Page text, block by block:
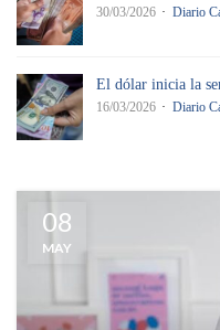
30/03/2026 Diario
El dólar inicia la
16/03/2026 Diario
08
MAY